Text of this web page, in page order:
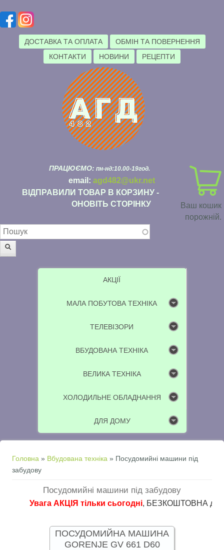
ДОСТАВКА ТА ОПЛАТА
ОБМІН ТА ПОВЕРНЕННЯ
КОНТАКТИ
НОВИНИ РЕЦЕПТИ
Ваш кошик
порожній.
ПРАЦЮЄМО: пн-нд:10.00-19год.
email: agd482@ukr.net
ВІДПРАВИЛИ ТОВАР В КОРЗИНУ -
ОНОВІТЬ СТОРІНКУ
Пошукова форма
АКЦІЇ
МАЛА ПОБУТОВА ТЕХНІКА
ТЕЛЕВІЗОРИ
ВБУДОВАНА ТЕХНІКА
ВЕЛИКА ТЕХНІКА
ХОЛОДИЛЬНЕ ОБЛАДНАННЯ
ДЛЯ ДОМУ
Ви є тут
Головна » Вбудована техніка » Посудомийні машини під
забудову
Посудомийні машини під забудову
Увага АКЦІЯ тільки сьогодні, БЕЗКОШТОВНА доставка
ПОСУДОМИЙНА МАШИНА
GORENJE GV 661 D60